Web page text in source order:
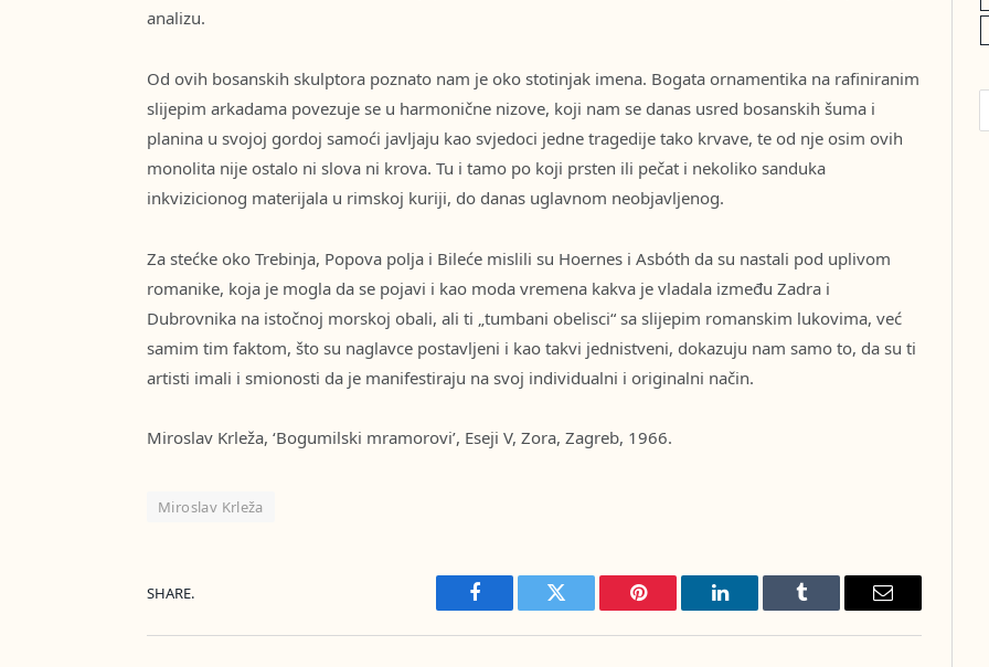
analizu.
Od ovih bosanskih skulptora poznato nam je oko stotinjak imena. Bogata ornamentika na rafiniranim
slijepim arkadama povezuje se u harmonične nizove, koji nam se danas usred bosanskih šuma i
planina u svojoj gordoj samoći javljaju kao svjedoci jedne tragedije tako krvave, te od nje osim ovih
monolita nije ostalo ni slova ni krova. Tu i tamo po koji prsten ili pečat i nekoliko sanduka
inkvizicionog materijala u rimskoj kuriji, do danas uglavnom neobjavljenog.
Za stećke oko Trebinja, Popova polja i Bileće mislili su Hoernes i Asbóth da su nastali pod uplivom
romanike, koja je mogla da se pojavi i kao moda vremena kakva je vladala između Zadra i
Dubrovnika na istočnoj morskoj obali, ali ti „tumbani obelisci“ sa slijepim romanskim lukovima, već
samim tim faktom, što su naglavce postavljeni i kao takvi jednistveni, dokazuju nam samo to, da su ti
artisti imali i smionosti da je manifestiraju na svoj individualni i originalni način.
Miroslav Krleža, ‘Bogumilski mramorovi’, Eseji V, Zora, Zagreb, 1966.
Miroslav Krleža
SHARE.
Facebook Twitter Pinterest LinkedIn Tumblr Email